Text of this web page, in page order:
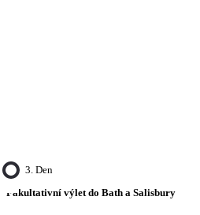
3. Den
Fakultativní výlet do Bath a Salisbury